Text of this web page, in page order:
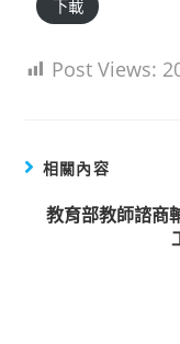
下載
Post Views:
相關內容
教育部教師諮商